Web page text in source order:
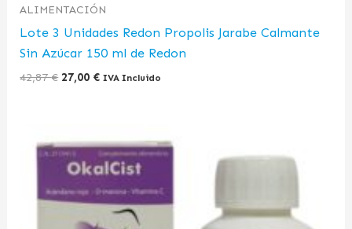
ALIMENTACIÓN
Lote 3 Unidades Redon Propolis Jarabe Calmante
Sin Azúcar 150 ml de Redon
42,87€ 27,00 € IVA Incluido